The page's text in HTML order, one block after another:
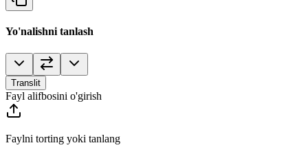
Yo'nalishni tanlash
Translit
Fayl alifbosini o'girish
Faylni torting yoki tanlang